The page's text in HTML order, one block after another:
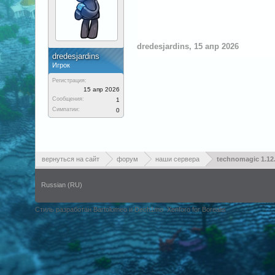
dredesjardins
Игрок
Регистрация:
15 апр 2026
Сообщения: 1
Симпатии: 0
dredesjardins, 15 апр 2026
вернуться на сайт форум наши сервера technomagic
Russian (RU)
Стиль разработан Bartolomeo и Dech1moXenforo for Borealis